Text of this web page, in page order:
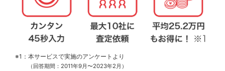
※1：本サービスで実施のアンケートより
（回答期間：2011年9月〜2023年2月）